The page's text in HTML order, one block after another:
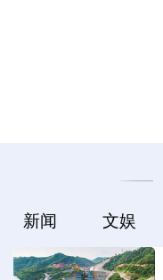
新闻 文娱